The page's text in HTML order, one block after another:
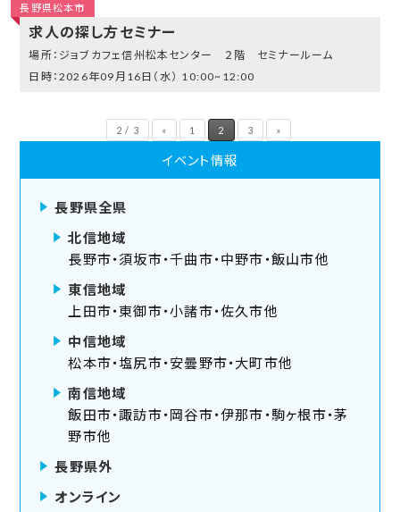
長野県松本市
求人の探し方セミナー
ジョブカフェ信州松本センター ２階 セミナールーム
2026年09月16日（水） 10:00~12:00
2 / 3 « 1 2 3 »
イベント情報
長野県全県
北信地域
長野市・須坂市・千曲市・中野市・飯山市他
東信地域
上田市・東御市・小諸市・佐久市他
中信地域
松本市・塩尻市・安曇野市・大町市他
南信地域
飯田市・諏訪市・岡谷市・伊那市・駒ヶ根市・茅
野市他
長野県外
オンライン